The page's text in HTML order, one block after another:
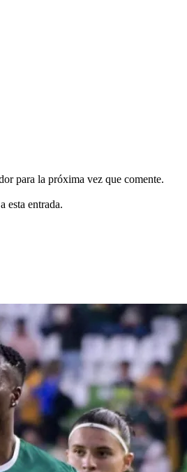
para la próxima vez que comente.
esta entrada.